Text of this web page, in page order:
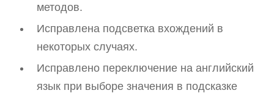
методов.
Исправлена подсветка вхождений в
некоторых случаях.
Исправлено переключение на английский
язык при выборе значения в подсказке